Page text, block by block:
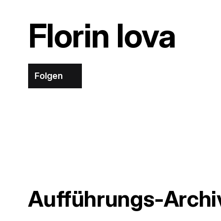
Florin Iova
Folgen
Aufführungs-